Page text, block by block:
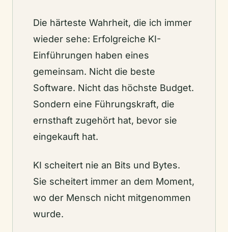
Die härteste Wahrheit, die ich immer
wieder sehe: Erfolgreiche KI-
Einführungen haben eines
gemeinsam. Nicht die beste
Software. Nicht das höchste Budget.
Sondern eine Führungskraft, die
ernsthaft zugehört hat, bevor sie
eingekauft hat.
KI scheitert nie an Bits und Bytes.
Sie scheitert immer an dem Moment,
wo der Mensch nicht mitgenommen
wurde.